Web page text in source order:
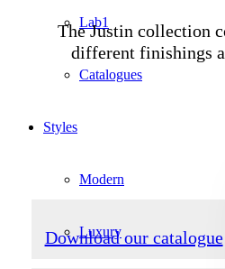
Lab1
Catalogues
Styles
Modern
Luxury
The Justin collection
different finishings
Download our catalogue